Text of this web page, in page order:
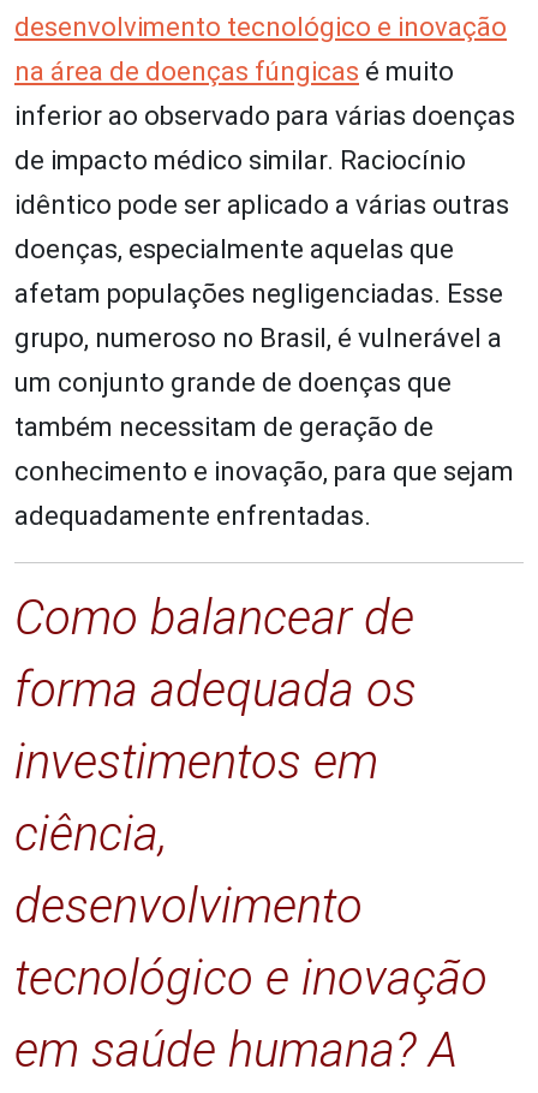
desenvolvimento tecnológico e inovação
na área de doenças fúngicas é muito
inferior ao observado para várias doenças
de impacto médico similar. Raciocínio
idêntico pode ser aplicado a várias outras
doenças, especialmente aquelas que
afetam populações negligenciadas. Esse
grupo, numeroso no Brasil, é vulnerável a
um conjunto grande de doenças que
também necessitam de geração de
conhecimento e inovação, para que sejam
adequadamente enfrentadas.
Como balancear de
forma adequada os
investimentos em
ciência,
desenvolvimento
tecnológico e inovação
em saúde humana? A